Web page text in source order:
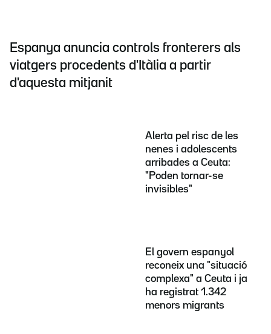
Espanya anuncia controls fronterers als
viatgers procedents d'Itàlia a partir
d'aquesta mitjanit
Alerta pel risc de les
nenes i adolescents
arribades a Ceuta:
"Poden tornar-se
invisibles"
El govern espanyol
reconeix una "situació
complexa" a Ceuta i ja
ha registrat 1.342
menors migrants